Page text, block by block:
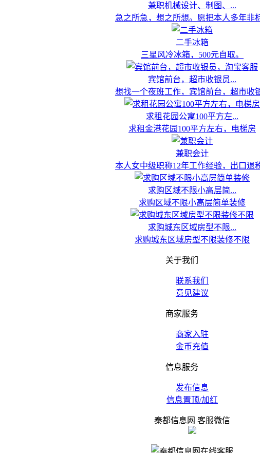
兼职机械设计、制图、...
急之所急，想之所想。愿把本人多年非
二手冰箱
三星风冷冰箱，500元自取。
宾馆前台，超市收银员...
想找一个夜班工作，宾馆前台，超市收
求租花园公寓100平方左...
求租金港花园100平方左右，电梯房
兼职会计
本人女中级职称12年工作经验，出口退
求购区域不限小高层简...
求购区域不限小高层简单装修
求购城东区域房型不限...
求购城东区域房型不限装修不限
关于我们
联系我们
意见建议
商家服务
商家入驻
金币充值
信息服务
发布信息
信息置顶/加红
秦都信息网 客服微信